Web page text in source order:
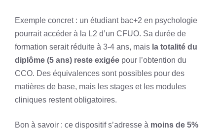
Exemple concret : un étudiant bac+2 en psychologie
pourrait accéder à la L2 d’un CFUO. Sa durée de
formation serait réduite à 3-4 ans, mais la totalité du
diplôme (5 ans) reste exigée pour l’obtention du
CCO. Des équivalences sont possibles pour des
matières de base, mais les stages et les modules
cliniques restent obligatoires.
Bon à savoir : ce dispositif s’adresse à moins de 5%